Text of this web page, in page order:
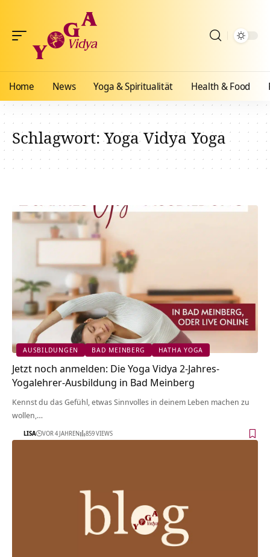
Home News Yoga & Spiritualität Health & Food
Schlagwort:Yoga Vidya Yoga
AUSBILDUNGEN BAD MEINBERG HATHA YOGA
Jetzt noch anmelden: Die Yoga Vidya 2-Jahres-
Yogalehrer-Ausbildung in Bad Meinberg
Kennst du das Gefühl, etwas Sinnvolles in deinem Leben machen zu
wollen,…
LISA VOR 4 JAHREN 859 VIEWS